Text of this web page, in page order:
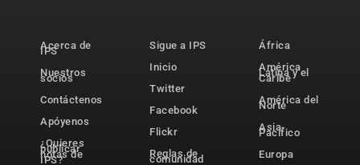
Acerca de
IPS
Nuestros
socios
Contáctenos
Apóyenos
¿Quieres
publicar
notas de
IPS?
Sigue a IPS
Inicio
Twitter
Facebook
Flickr
Reglas de
comunidad
África
América
Latina y el
Caribe
América del
Norte
Asia-
Pacífico
Europa